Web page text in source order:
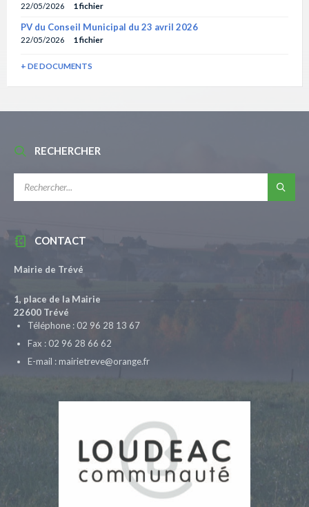
22/05/2026 1 fichier
PV du Conseil Municipal du 23 avril 2026
22/05/2026 1 fichier
+ DE DOCUMENTS
RECHERCHER
CONTACT
Mairie de Trévé
1, place de la Mairie
22600 Trévé
Téléphone : 02 96 28 13 67
Fax : 02 96 28 66 62
E-mail : mairietreve@orange.fr